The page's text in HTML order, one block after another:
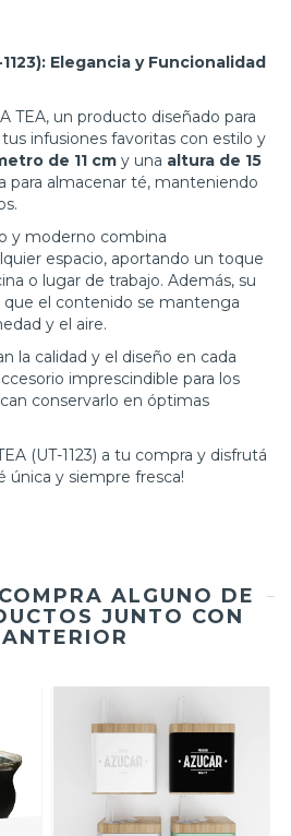
1123): Elegancia y Funcionalidad
TEA, un producto diseñado para
infusiones favoritas con estilo y
de 11 cm y una altura de 15
para almacenar té, manteniendo
y moderno combina
espacio, aportando un toque
o lugar de trabajo. Además, su
el contenido se mantenga
y el aire.
la calidad y el diseño en cada
imprescindible para los
conservarlo en óptimas
(UT-1123) a tu compra y disfrutá
única y siempre fresca!
ALGUNO DE
JUNTO CON